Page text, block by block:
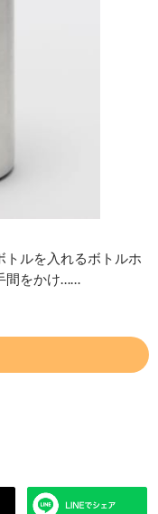
トルを入れるボトルホ
間をかけ……